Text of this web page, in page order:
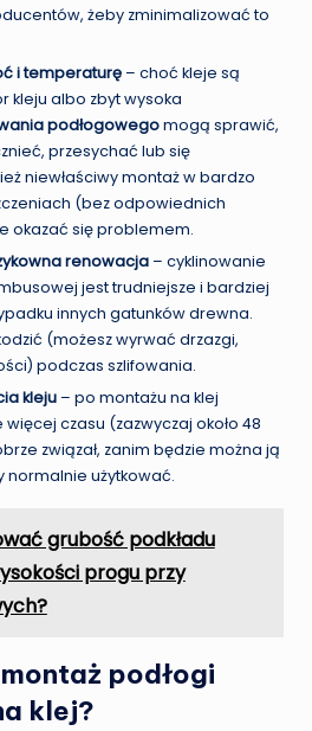
żeby zminimalizować to
i temperaturę – choć kleje są
kleju albo zbyt wysoka
podłogowegomogą sprawić,
przesychać lub się
niewłaściwy montaż w bardzo
(bez odpowiednich
okazać się problemem.
renowacja – cyklinowanie
jest trudniejsze i bardziej
innych gatunków drewna.
(możesz wyrwać drzazgi,
podczas szlifowania.
kleju – po montażu na klej
czasu (zazwyczaj około 48
związał, zanim będzie można ją
normalnie użytkować.
grubość podkładu
progu przy
podłogi
klej?